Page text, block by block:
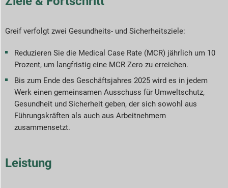
Greif verfolgt zwei Gesundheits- und Sicherheitsziele:
Reduzieren Sie die Medical Case Rate (MCR) jährlich um 10
Prozent, um langfristig eine MCR Zero zu erreichen.
Bis zum Ende des Geschäftsjahres 2025 wird es in jedem
Werk einen gemeinsamen Ausschuss für Umweltschutz,
Gesundheit und Sicherheit geben, der sich sowohl aus
Führungskräften als auch aus Arbeitnehmern
zusammensetzt.
Leistung